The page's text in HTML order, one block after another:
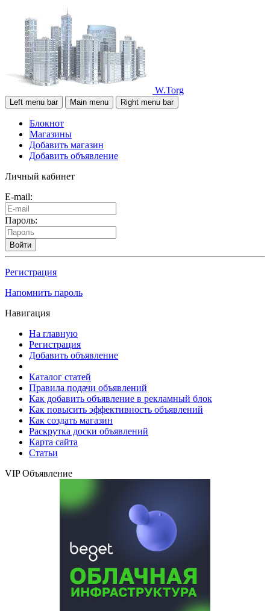
W.Torg
Left menu bar Main menu Right menu bar
Блокнот
Магазины
Добавить магазин
Добавить объявление
Личный кабинет
E-mail:
Пароль:
Войти
Регистрация
Напомнить пароль
Навигация
На главную
Регистрация
Добавить объявление
Каталог статей
Правила подачи объявлений
Как добавить объявление в рекламный блок
Как повысить эффективность объявлений
Как создать магазин
Раскрутка доски объявлений
Карта сайта
Статьи
VIP Объявление